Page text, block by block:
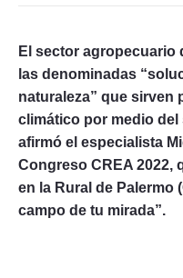
El sector agropecuario
las denominadas
naturaleza” que sirven
climático por medio
afirmó el especialista
Congreso CREA 2022,
en la Rural de Palermo
campo de tu mirada”.